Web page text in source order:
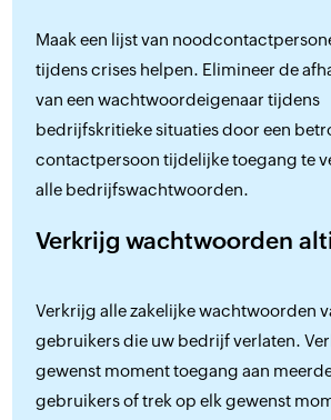
Maak een lijst van
tijdens crises helpen. Elimineer de
van een wachtwoordeigenaar tijdens
bedrijfskritieke situaties door een
contactpersoon tijdelijke toegang te
alle bedrijfswachtwoorden.
Verkrijg wachtwoorden
Verkrijg alle zakelijke wachtwoorden
gebruikers die uw bedrijf verlaten.
gewenst moment toegang aan
gebruikers of trek op elk gewenst